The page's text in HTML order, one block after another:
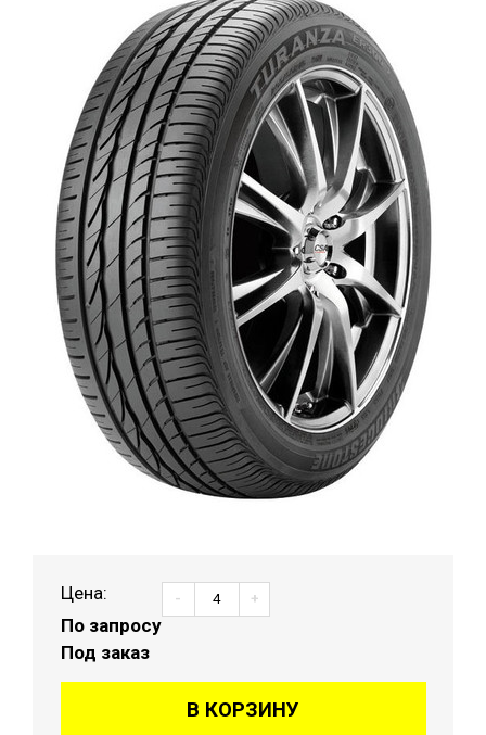
Цена:
По запросу
Под заказ
- +
В КОРЗИНУ